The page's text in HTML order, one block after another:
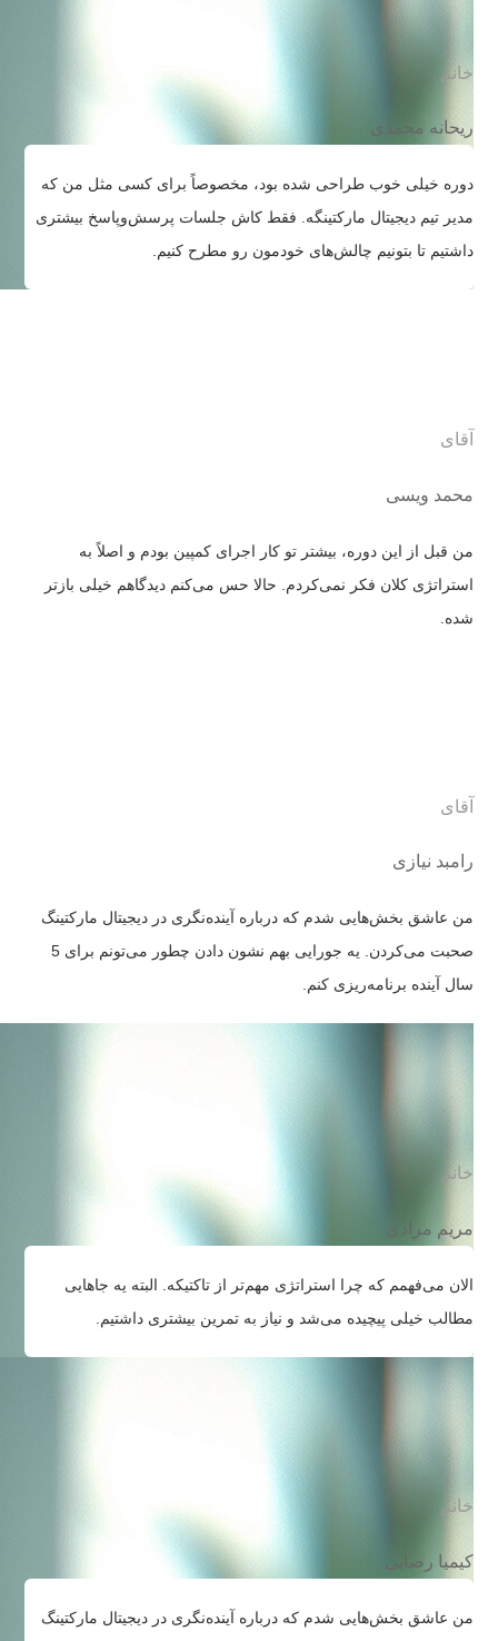
خانم
ریحانه محمدی
دوره خیلی خوب طراحی شده بود، مخصوصاً برای کسی مثل من که
مدیر تیم دیجیتال مارکتینگه. فقط کاش جلسات پرسش‌وپاسخ بیشتری
داشتیم تا بتونیم چالش‌های خودمون رو مطرح کنیم.
آقای
محمد ویسی
من قبل از این دوره، بیشتر تو کار اجرای کمپین بودم و اصلاً به
استراتژی کلان فکر نمی‌کردم. حالا حس می‌کنم دیدگاهم خیلی بازتر
شده.
آقای
رامبد نیازی
من عاشق بخش‌هایی شدم که درباره آینده‌نگری در دیجیتال مارکتینگ
صحبت می‌کردن. یه جورایی بهم نشون دادن چطور می‌تونم برای 5
سال آینده برنامه‌ریزی کنم.
خانم
مریم مرادی
الان می‌فهمم که چرا استراتژی مهم‌تر از تاکتیکه. البته یه جاهایی
مطالب خیلی پیچیده می‌شد و نیاز به تمرین بیشتری داشتیم.
خانم
کیمیا رضایی
من عاشق بخش‌هایی شدم که درباره آینده‌نگری در دیجیتال مارکتینگ